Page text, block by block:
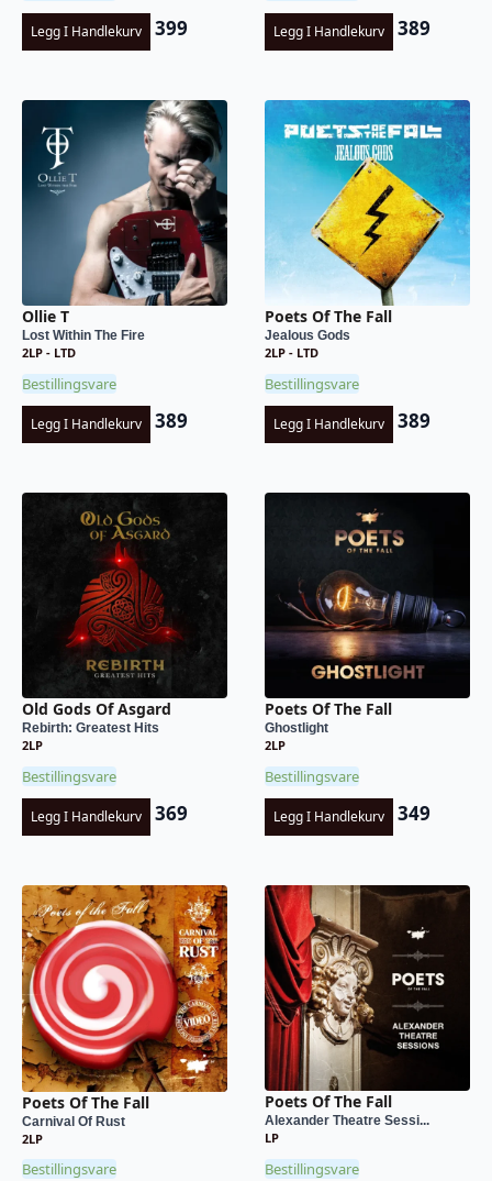
Legg I Handlekurv 399 Legg I Handlekurv 389
Ollie T
Lost Within The Fire
2LP - LTD
Bestillingsvare
Legg I Handlekurv 389
Poets Of The Fall
Jealous Gods
2LP - LTD
Bestillingsvare
Legg I Handlekurv 389
Old Gods Of Asgard
Rebirth: Greatest Hits
2LP
Bestillingsvare
Legg I Handlekurv 369
Poets Of The Fall
Ghostlight
2LP
Bestillingsvare
Legg I Handlekurv 349
Poets Of The Fall
Carnival Of Rust
2LP
Bestillingsvare
Poets Of The Fall
Alexander Theatre Sessi...
LP
Bestillingsvare